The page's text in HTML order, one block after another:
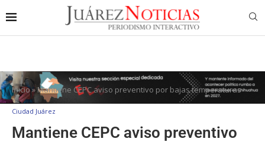
Inicio»Mantiene CEPC aviso preventivo por bajas temperaturas
Ciudad Juárez
Mantiene CEPC aviso preventivo